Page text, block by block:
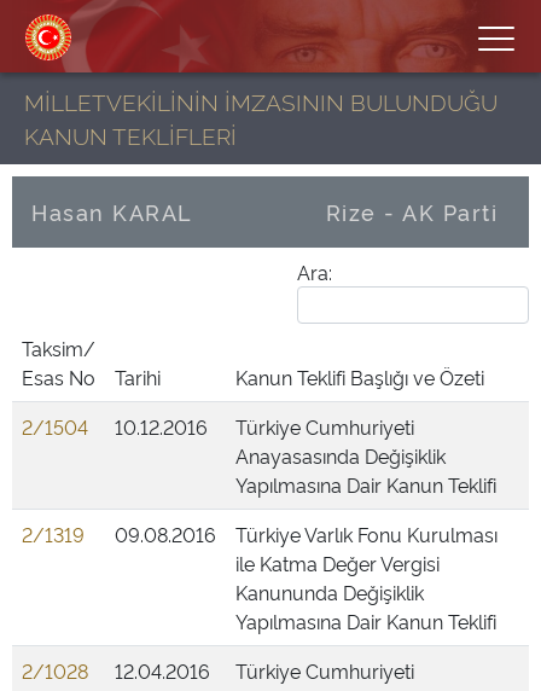
MİLLETVEKİLİNİN İMZASININ BULUNDUĞU
KANUN TEKLİFLERİ
Hasan KARAL Rize - AK Parti
Ara:
Taksim/
Esas No
Tarihi
Kanun Teklifi Başlığı ve Özeti
2/1504
10.12.2016
Türkiye Cumhuriyeti
Anayasasında Değişiklik
Yapılmasına Dair Kanun Teklifi
2/1319
09.08.2016
Türkiye Varlık Fonu Kurulması
ile Katma Değer Vergisi
Kanununda Değişiklik
Yapılmasına Dair Kanun Teklifi
2/1028
12.04.2016
Türkiye Cumhuriyeti